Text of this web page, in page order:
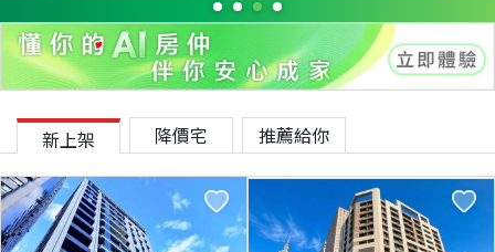
新上架 降價宅 推薦給你